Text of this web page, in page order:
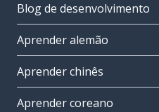
Blog de desenvolvimento
Aprender alemão
Aprender chinês
Aprender coreano